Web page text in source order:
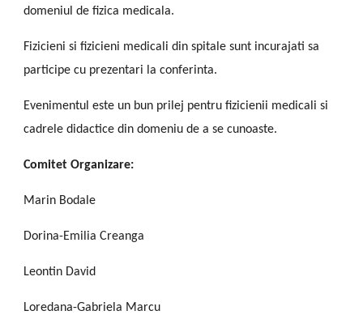
domeniul de fizica medicala.
Fizicieni si fizicieni medicali din spitale sunt incurajati sa
participe cu prezentari la conferinta.
Evenimentul este un bun prilej pentru fizicienii medicali si
cadrele didactice din domeniu de a se cunoaste.
Comitet Organizare:
Marin Bodale
Dorina-Emilia Creanga
Leontin David
Loredana-Gabriela Marcu